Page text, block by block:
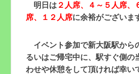
明日は ２人席、４～５人席、
席、１２人席に余裕がございま
イベント参加で新大阪駅から
るいはご帰宅中に、駅すぐ側の
わせや休憩をして頂ければ幸い